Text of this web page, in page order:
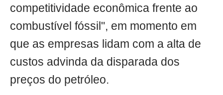
competitividade econômica frente ao
combustível fóssil", em momento em
que as empresas lidam com a alta de
custos advinda da disparada dos
preços do petróleo.